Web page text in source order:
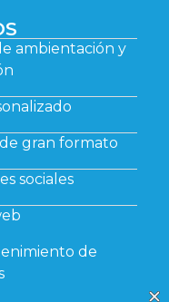
ambientación y
gran formato
sociales
de